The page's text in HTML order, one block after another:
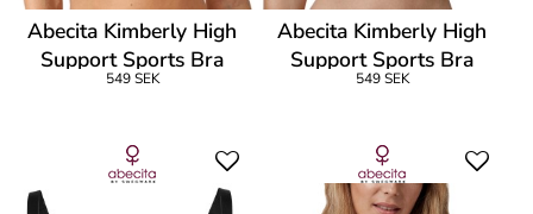
Abecita Kimberly High
Support Sports Bra
549 SEK
Abecita Kimberly High
Support Sports Bra
549 SEK